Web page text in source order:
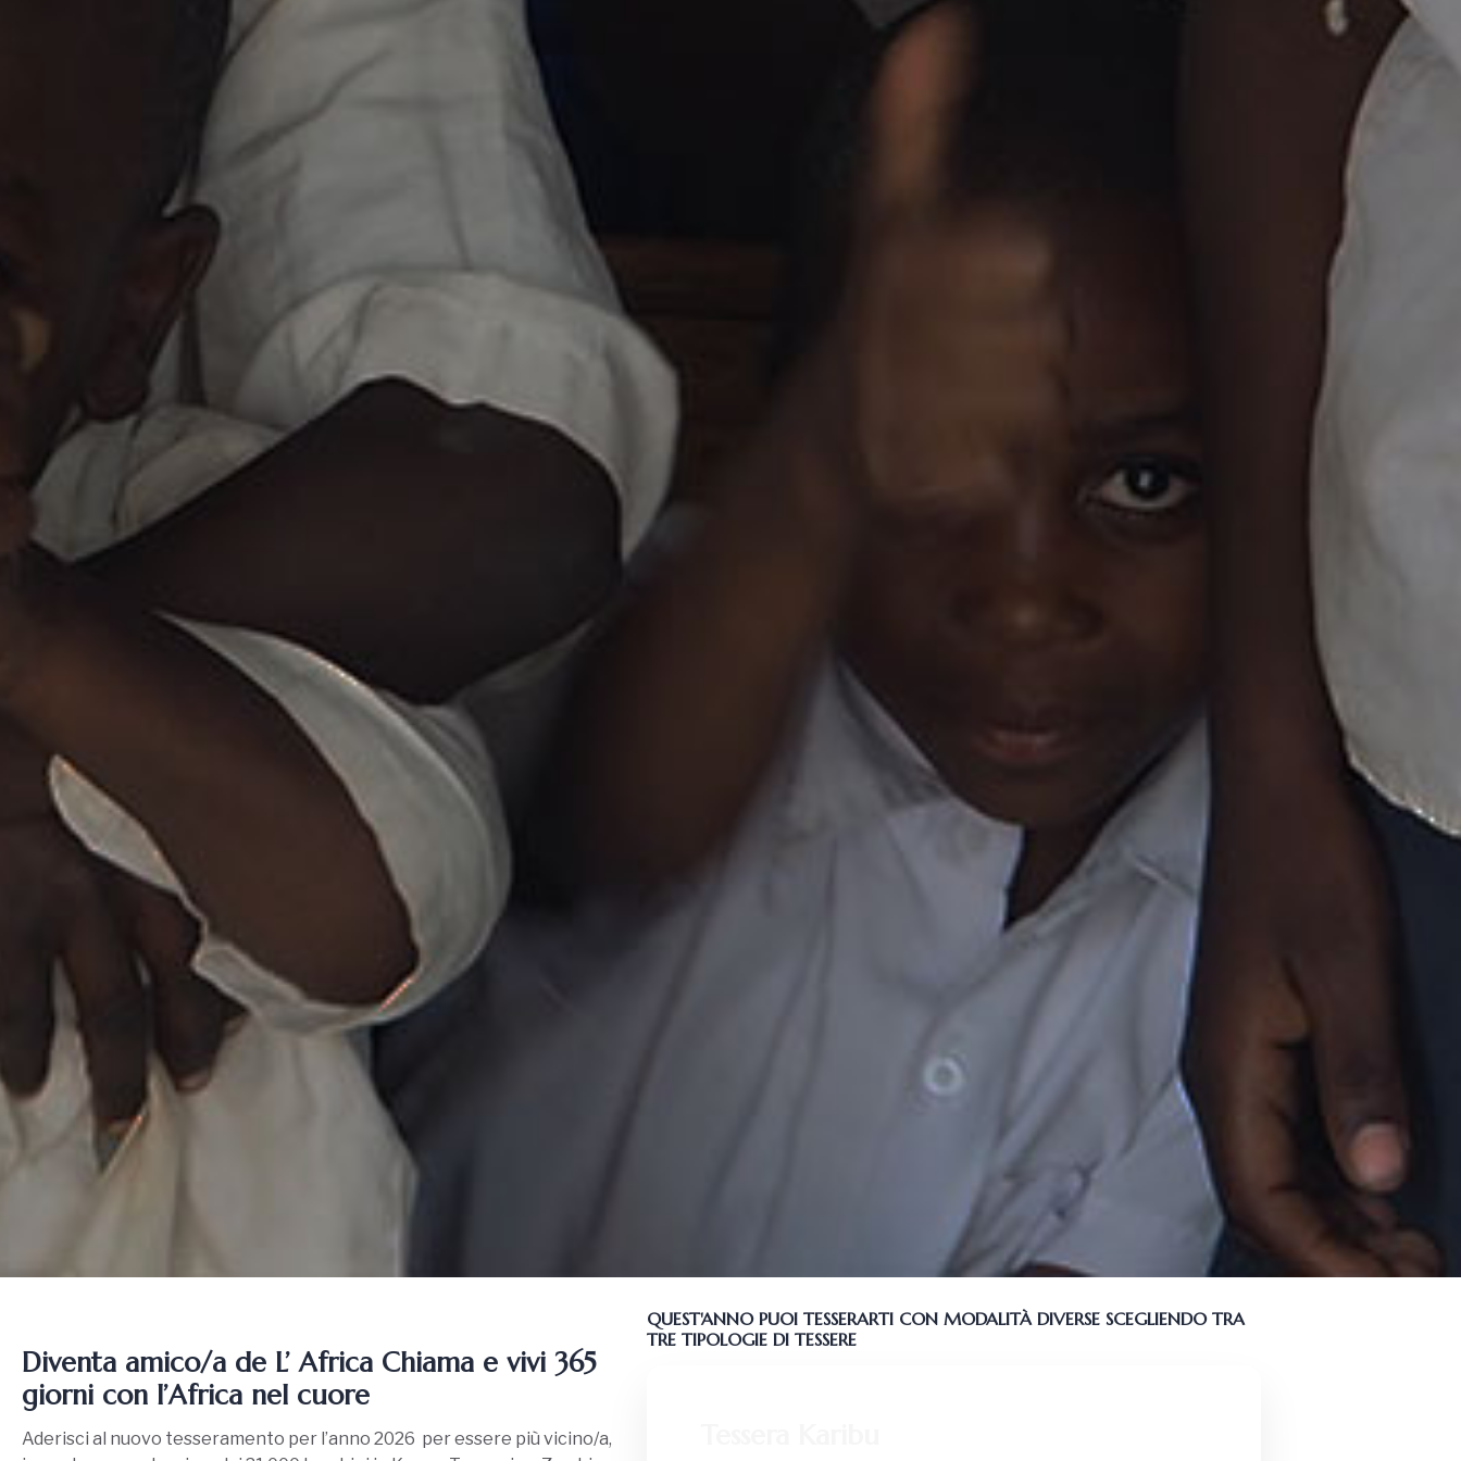
Diventa amico/a de L’ Africa Chiama e vivi 365
giorni con l’Africa nel cuore
Aderisci al nuovo tesseramento per l’anno 2026 per essere più vicino/a,
QUEST'ANNO PUOI TESSERARTI CON MODALITÀ DIVERSE SCEGLIENDO TRA
TRE TIPOLOGIE DI TESSERE